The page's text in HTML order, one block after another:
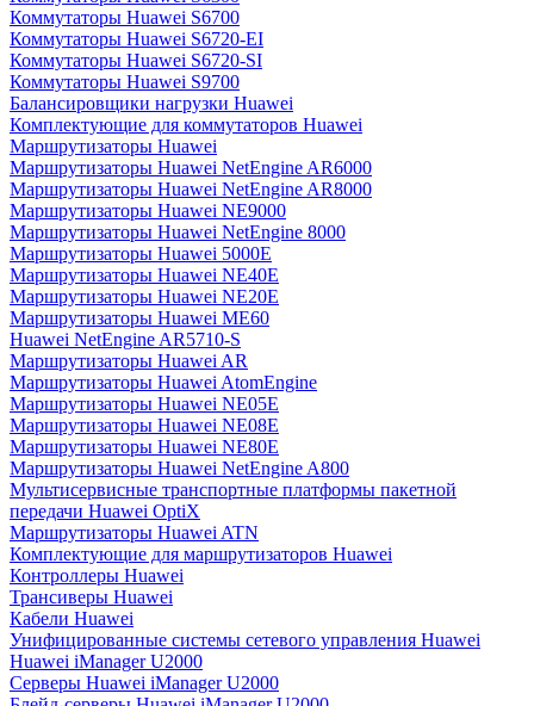
Коммутаторы Huawei S6700
Коммутаторы Huawei S6720-EI
Коммутаторы Huawei S6720-SI
Коммутаторы Huawei S9700
Балансировщики нагрузки Huawei
Комплектующие для коммутаторов Huawei
Маршрутизаторы Huawei
Маршрутизаторы Huawei NetEngine AR6000
Маршрутизаторы Huawei NetEngine AR8000
Маршрутизаторы Huawei NE9000
Маршрутизаторы Huawei NetEngine 8000
Маршрутизаторы Huawei 5000E
Маршрутизаторы Huawei NE40E
Маршрутизаторы Huawei NE20E
Маршрутизаторы Huawei ME60
Huawei NetEngine AR5710-S
Маршрутизаторы Huawei AR
Маршрутизаторы Huawei AtomEngine
Маршрутизаторы Huawei NE05E
Маршрутизаторы Huawei NE08E
Маршрутизаторы Huawei NE80E
Маршрутизаторы Huawei NetEngine A800
Мультисервисные транспортные платформы пакетной
передачи Huawei OptiX
Маршрутизаторы Huawei ATN
Комплектующие для маршрутизаторов Huawei
Контроллеры Huawei
Трансиверы Huawei
Кабели Huawei
Унифицированные системы сетевого управления Huawei
Huawei iManager U2000
Серверы Huawei iManager U2000